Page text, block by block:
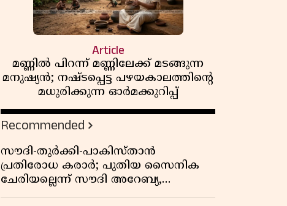
Article
മണ്ണിൽ പിറന്ന് മണ്ണിലേക്ക് മടങ്ങുന്ന
മനുഷ്യൻ; നഷ്ടപ്പെട്ട പഴയകാലത്തിൻ്റെ
മധുരിക്കുന്ന ഓർമക്കുറിപ്പ്
Recommended
സൗദി-തുർക്കി-പാകിസ്താൻ
പ്രതിരോധ കരാർ; പുതിയ സൈനിക
ചേരിയല്ലെന്ന് സൗദി അറേബ്യ,
വിമർശനവുമായി ഇറാൻ